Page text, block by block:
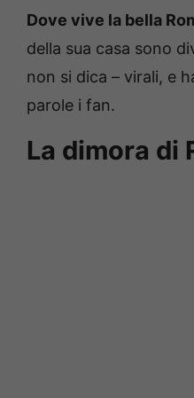
Dove vive la bella
della sua casa sono
non si dica – virali, e
parole i fan.
La dimora di